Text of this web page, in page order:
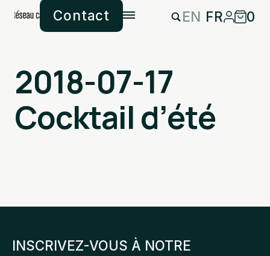
EN FR 0
Contact
2018-07-17
Cocktail d’été
INSCRIVEZ-VOUS À NOTRE